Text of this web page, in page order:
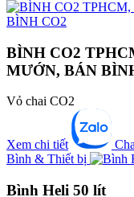
BÌNH CO2
MƯỚN, BÁN
Vỏ chai CO2
Xem chi tiết
Bình & Thiết bị
Bình Heli 50 lít